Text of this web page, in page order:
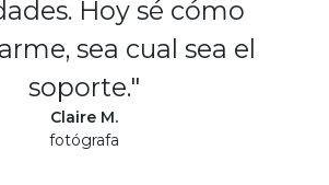
Hoy sé cómo
sea cual sea el
soporte."
Claire M.
fotógrafa